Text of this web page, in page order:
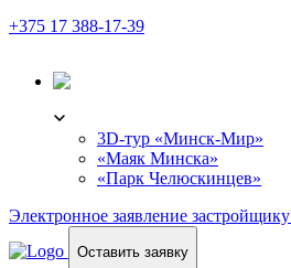
+375 17 388-17-39
3D-тур «Минск-Мир»
«Маяк Минска»
«Парк Челюскинцев»
Электронное заявление застройщику
Оставить заявку